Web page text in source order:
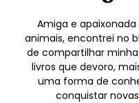
Amiga e
animais, encontrei no
de compartilhar
livros que devoro,
uma forma de
conquistar